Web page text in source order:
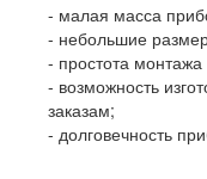
- малая масса
- небольшие
- простота монтажа
- возможность
заказам;
- долговечность